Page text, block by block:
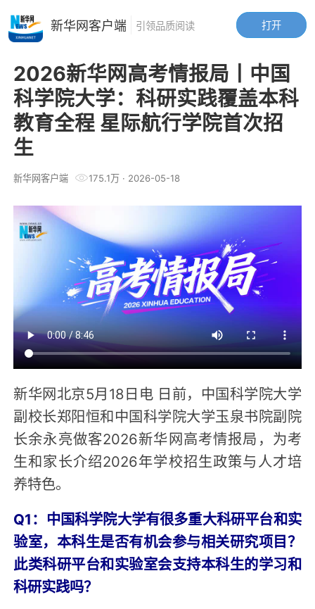
2026新华网高考情报局丨中国
科学院大学：科研实践覆盖本科
教育全程 星际航行学院首次招
生
新华网客户端 175.1万· 2026-05-18
新华网北京5月18日电 日前，中国科学院大学
副校长郑阳恒和中国科学院大学玉泉书院副院
长余永亮做客2026新华网高考情报局，为考
生和家长介绍2026年学校招生政策与人才培
养特色。
Q1：中国科学院大学有很多重大科研平台和实
验室，本科生是否有机会参与相关研究项目？
此类科研平台和实验室会支持本科生的学习和
科研实践吗？
打开
新华网客户端 引领品质阅读